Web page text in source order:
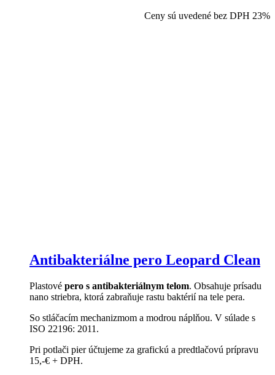
Ceny sú uvedené bez DPH 23%
Antibakteriálne pero Leopard Clean
Plastové pero s antibakteriálnym telom. Obsahuje prísadu
nano striebra, ktorá zabraňuje rastu baktérií na tele pera.
So stláčacím mechanizmom a modrou náplňou. V súlade s
ISO 22196: 2011.
Pri potlači pier účtujeme za grafickú a predtlačovú prípravu
15,-€ + DPH.